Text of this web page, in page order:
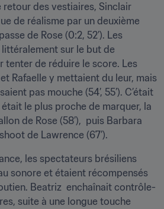
retour des vestiaires, Sinclair
de réalisme par un deuxième
sur le but de
tenter de réduire le score. Les
Rafaelle y mettaient du leur, mais
pas mouche (54’, 55’). C’était
le plus proche de marquer, la
de Rose (58’),  puis Barbara
de Lawrence (67’).
les spectateurs brésiliens
sonore et étaient récompensés
Beatriz  enchaînait contrôle-
suite à une longue touche